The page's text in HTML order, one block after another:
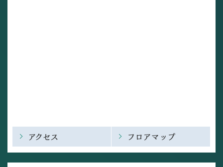
アクセス フロアマップ